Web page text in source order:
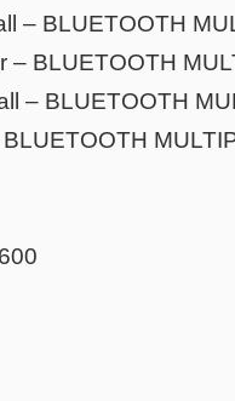
– BLUETOOTH
– BLUETOOTH
– BLUETOOTH